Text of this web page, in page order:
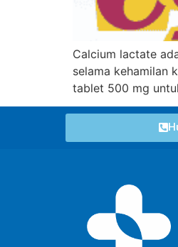
Calcium lactate
selama kehamilan
tablet 500 mg